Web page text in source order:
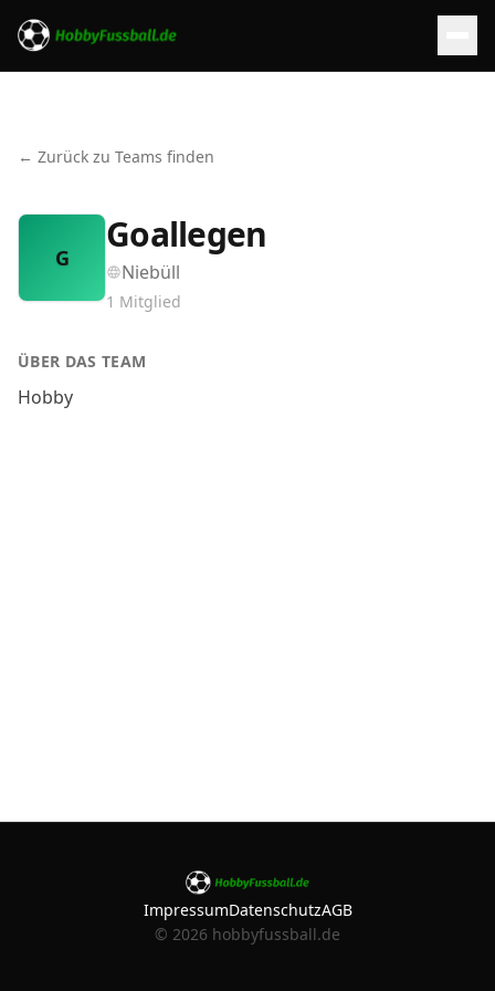
← Zurück zu Teams finden
G
Goallegen
Niebüll
1 Mitglied
ÜBER DAS TEAM
Hobby
ImpressumDatenschutzAGB
© 2026 hobbyfussball.de